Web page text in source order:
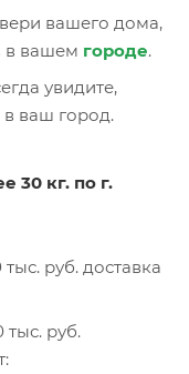
вашего дома,
в вашем городе.
увидите,
в ваш город.
30 кг. по г.
руб. доставка
тыс. руб.